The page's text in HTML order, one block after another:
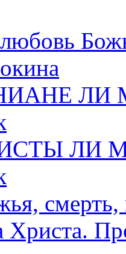
ЛИ
ЛИ
смерть,
Христа.